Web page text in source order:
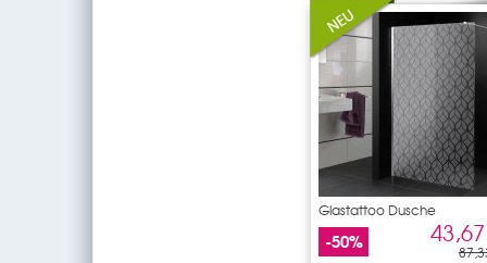
Glastattoo Dusche
-50%